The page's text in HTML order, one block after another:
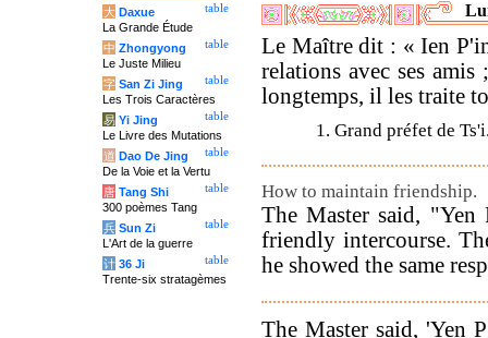
Le Maître dit : « Ien
relations avec ses
longtemps, il les traite
1. Grand préfet de
How to maintain friendship.
The Master said,
friendly intercourse.
he showed the same
The Master said, 'Yen
table
大 Daxue
La Grande Étude
table
中 Zhongyong
Le Juste Milieu
table
字 San Zi Jing
Les Trois Caractères
table
易 Yi Jing
Le Livre des Mutations
table
道 Dao De Jing
De la Voie et la Vertu
table
唐 Tang Shi
300 poèmes Tang
table
兵 Sun Zi
L'Art de la guerre
table
计 36 Ji
Trente-six stratagèmes